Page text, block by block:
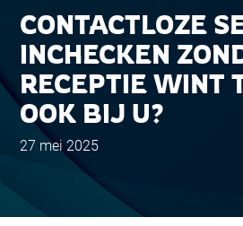
CONTACTLOZE
INCHECKEN
RECEPTIE WINT
OOK BIJ U?
27 mei 2025